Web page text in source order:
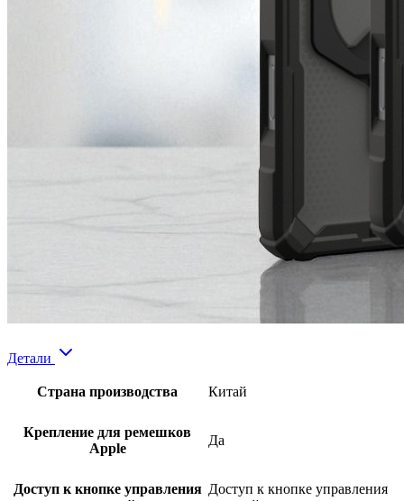
Детали
Страна производства Китай
Крепление для ремешков
Apple
Да
Доступ к кнопке управления Доступ к кнопке управления